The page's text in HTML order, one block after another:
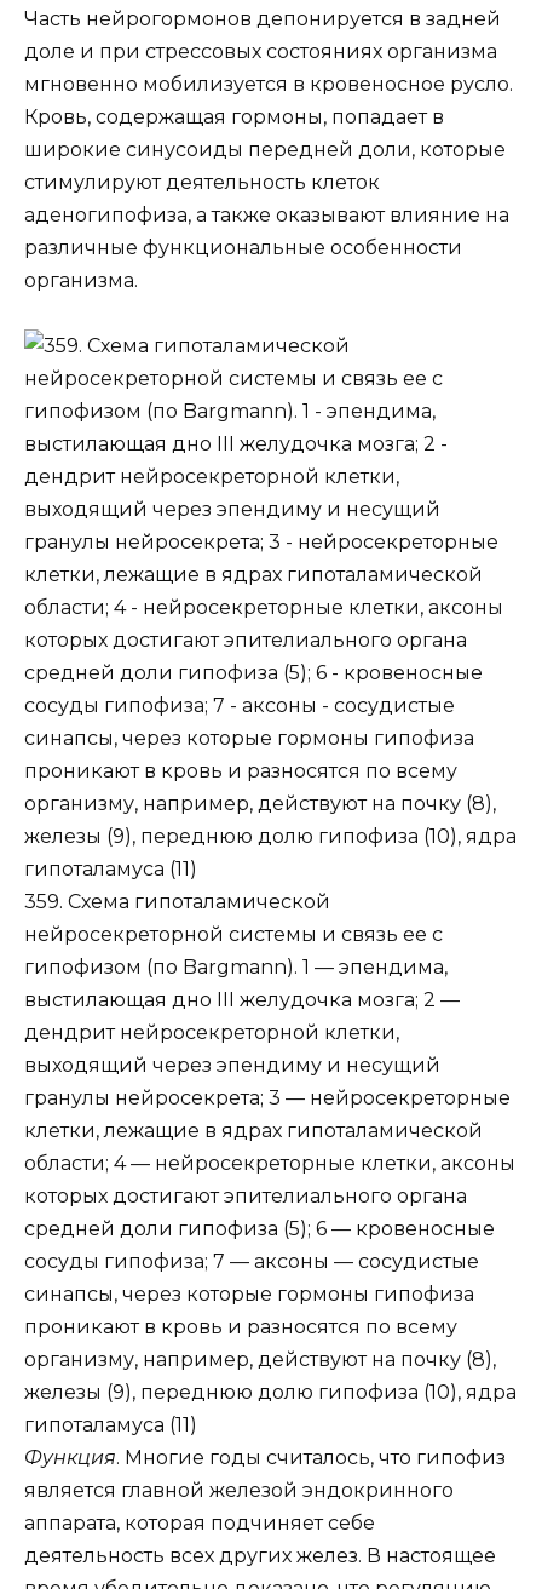
Часть нейрогормонов депонируется в задней
доле и при стрессовых состояниях организма
мгновенно мобилизуется в кровеносное русло.
Кровь, содержащая гормоны, попадает в
широкие синусоиды передней доли, которые
стимулируют деятельность клеток
аденогипофиза, а также оказывают влияние на
различные функциональные особенности
организма.
359. Схема гипоталамической
нейросекреторной системы и связь ее с
гипофизом (по Bargmann). 1 — эпендима,
выстилающая дно III желудочка мозга; 2 —
дендрит нейросекреторной клетки,
выходящий через эпендиму и несущий
гранулы нейросекрета; 3 — нейросекреторные
клетки, лежащие в ядрах гипоталамической
области; 4 — нейросекреторные клетки, аксоны
которых достигают эпителиального органа
средней доли гипофиза (5); 6 — кровеносные
сосуды гипофиза; 7 — аксоны — сосудистые
синапсы, через которые гормоны гипофиза
проникают в кровь и разносятся по всему
организму, например, действуют на почку (8),
железы (9), переднюю долю гипофиза (10), ядра
гипоталамуса (11)
Функция. Многие годы считалось, что гипофиз
является главной железой эндокринного
аппарата, которая подчиняет себе
деятельность всех других желез. В настоящее